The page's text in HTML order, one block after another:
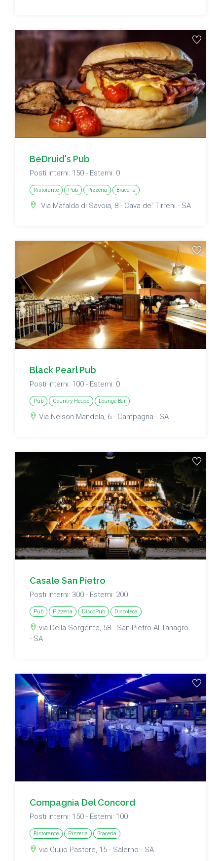
BeDruid's Pub
Posti interni: 150 - Esterni: 0
Ristorante Pub Pizzeria Braceria
Via Mafalda di Savoia, 8 - Cava de' Tirreni - SA
Black Pearl Pub
Posti interni: 100 - Esterni: 0
Pub Country House Lounge Bar
Via Nelson Mandela, 6 - Campagna - SA
Casale San Pietro
Posti interni: 300 - Esterni: 200
Pub Pizzeria DiscoPub Discoteca
via Della Sorgente, 58 - San Pietro Al Tanagro
- SA
Compagnia Del Concord
Posti interni: 150 - Esterni: 100
Ristorante Pizzeria Braceria
via Giulio Pastore, 15 - Salerno - SA